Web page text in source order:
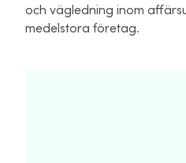
och vägledning inom
medelstora företag.